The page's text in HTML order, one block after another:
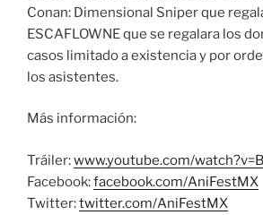
Conan: Dimensional Sniper que
ESCAFLOWNE que se regalara los
casos limitado a existencia y por
los asistentes.
Más información:
Tráiler:www.youtube.com/
Facebook:facebook.com/AniFestMX
Twitter:twitter.com/AniFestMX